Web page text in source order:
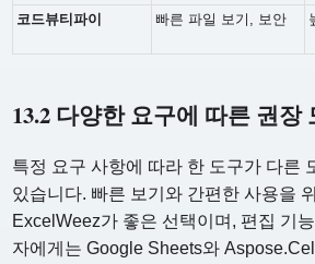
코드뷰티파이
빠른 파일 보기, 보안
13.2 다양한 요구에 따른 권장
특정 요구 사항에 따라 한 도구가 다른
있습니다. 빠른 보기와 간편한 사용을
ExcelWeez가 좋은 선택이며, 편집 기
자에게는 Google Sheets와